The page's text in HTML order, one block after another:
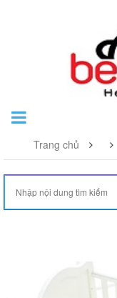
Trang chủ